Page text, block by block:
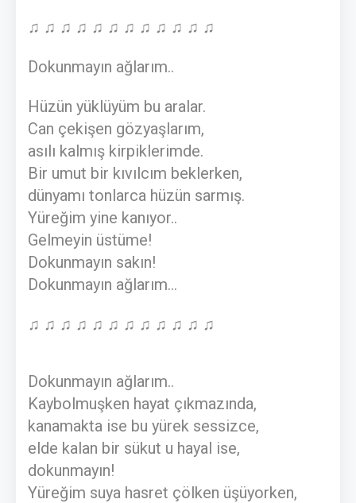
♫ ♫ ♫ ♫ ♫ ♫ ♫ ♫ ♫ ♫ ♫ ♫
Dokunmayın ağlarım..
Hüzün yüklüyüm bu aralar.
Can çekişen gözyaşlarım,
asılı kalmış kirpiklerimde.
Bir umut bir kıvılcım beklerken,
dünyamı tonlarca hüzün sarmış.
Yüreğim yine kanıyor..
Gelmeyin üstüme!
Dokunmayın sakın!
Dokunmayın ağlarım...
♫ ♫ ♫ ♫ ♫ ♫ ♫ ♫ ♫ ♫ ♫ ♫
Dokunmayın ağlarım..
Kaybolmuşken hayat çıkmazında,
kanamakta ise bu yürek sessizce,
elde kalan bir sükut u hayal ise,
dokunmayın!
Yüreğim suya hasret çölken üşüyorken,